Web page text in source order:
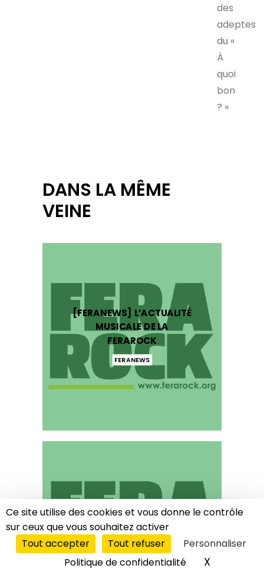
Ce site utilise des cookies et vous donne le contrôle
sur ceux que vous souhaitez activer
Tout accepter
Tout refuser
Personnaliser
Politique de confidentialité
XMasquer
des
adeptes
du «
À
quoi
bon
? »
DANS LA MÊME
VEINE
[FERANEWS] L’ACTUALITÉ
MUSICALE DE LA
FERAROCK
FERANEWS
[FERANEWS] L’ACTUALITÉ
MUSICALE DE LA
FERAROCK
FERANEWS
LE DIRECT